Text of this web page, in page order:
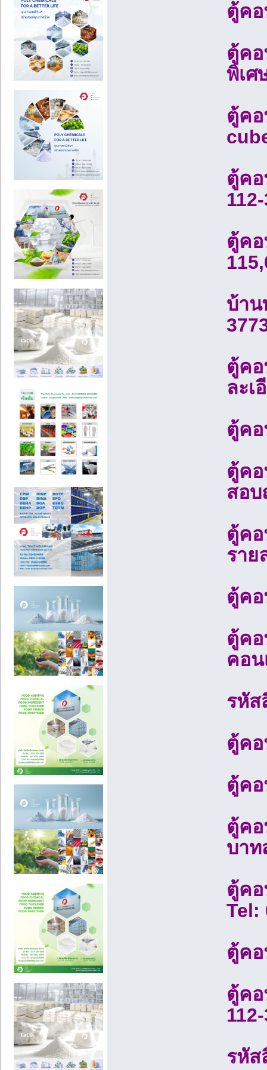
ตู้คอ
ตู้คอ
พิเศ
ตู้คอ
ตู้คอ
ตู้คอ
บ้าน
ตู้คอ
ละเ
ตู้คอ
ตู้คอ
สอบ
ตู้คอ
ราย
ตู้คอ
ตู้คอ
คอน
รหัส
ตู้คอ
ตู้คอ
ตู้คอ
บาท
ตู้คอ
Tel:
ตู้คอ
ตู้คอ
รหัส